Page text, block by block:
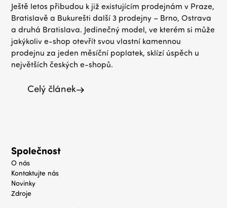
Ještě letos přibudou k již existujícím prodejnám v Praze,
Bratislavě a Bukurešti další 3 prodejny – Brno, Ostrava
a druhá Bratislava. Jedinečný model, ve kterém si může
jakýkoliv e-shop otevřít svou vlastní kamennou
prodejnu za jeden měsíční poplatek, sklízí úspěch u
největších českých e-shopů.
Celý článek
Společnost
O nás
Kontaktujte nás
Novinky
Zdroje